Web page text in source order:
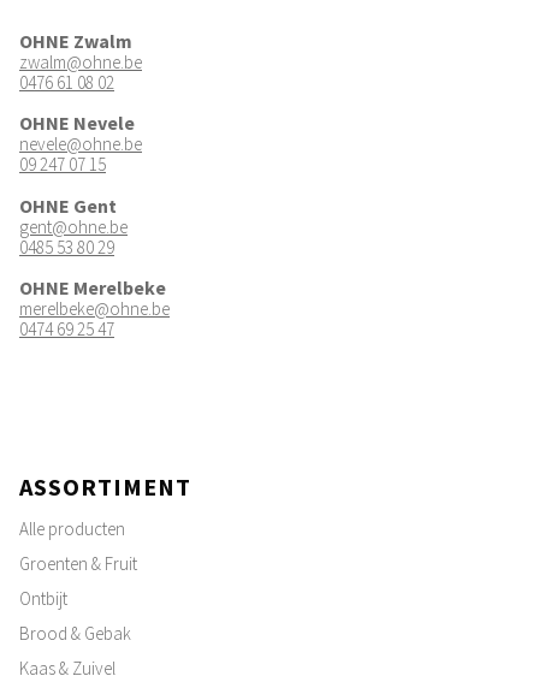
OHNE Zwalm
zwalm@ohne.be
0476 61 08 02
OHNE Nevele
nevele@ohne.be
09 247 07 15
OHNE Gent
gent@ohne.be
0485 53 80 29
OHNE Merelbeke
merelbeke@ohne.be
0474 69 25 47
ASSORTIMENT
Alle producten
Groenten & Fruit
Ontbijt
Brood & Gebak
Kaas & Zuivel